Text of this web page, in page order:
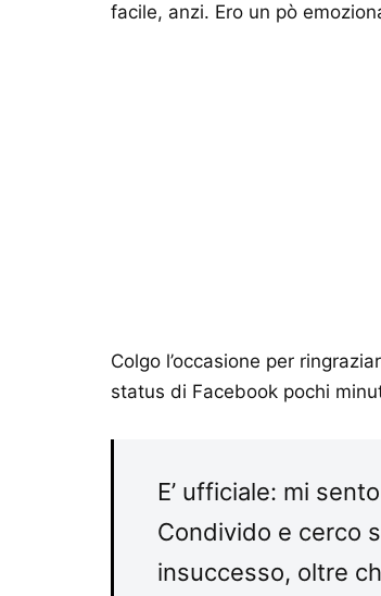
facile, anzi. Ero un pò
Colgo l’occasione per
status di Facebook pochi
E’ ufficiale: mi
Condivido e cerco
insuccesso, oltre